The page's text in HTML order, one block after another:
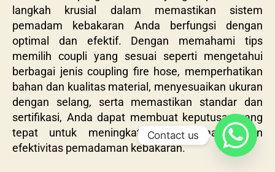
langkah krusial dalam memastikan sistem
pemadam kebakaran Anda berfungsi dengan
optimal dan efektif. Dengan memahami tips
memilih coupli yang sesuai seperti mengetahui
berbagai jenis coupling fire hose, memperhatikan
bahan dan kualitas material, menyesuaikan ukuran
dengan selang, serta memastikan standar dan
sertifikasi, Anda dapat membuat keputusan yang
tepat untuk meningkatkan keselamatan dan
efektivitas pemadaman kebakaran.
Contact us